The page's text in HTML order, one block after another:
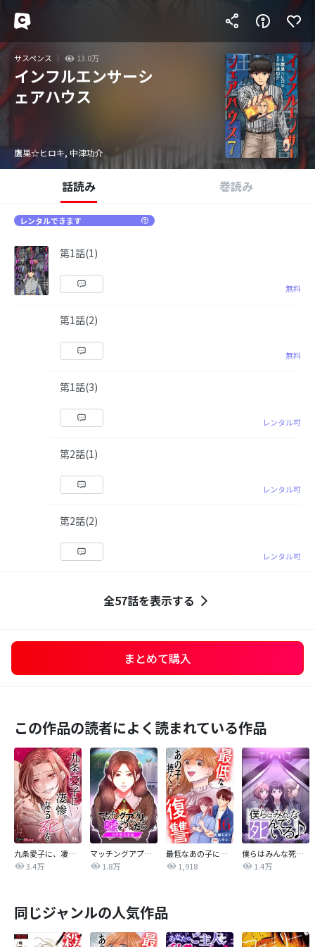
サスペンス 13.0万
インフルエンサーシ
ェアハウス
鷹巣☆ヒロキ, 中津功介
話読み 巻読み
レンタルできます
第1話(1)
無料
第1話(2)
無料
第1話(3)
レンタル可
第2話(1)
レンタル可
第2話(2)
レンタル可
全57話を表示する
まとめて購入
この作品の読者によく読まれている作品
九条愛子に、凄惨なる死を【タテヨミ】
3.4万
マッチングアプリで嘘をついたら～向井地未来編～【タテヨミ】
1.8万
最低なあの子に捧ぐこの復讐 分冊版
1,918
僕らはみんな死んでいる♪ タテマンガ版【タテヨミ】
1.4万
同じジャンルの人気作品